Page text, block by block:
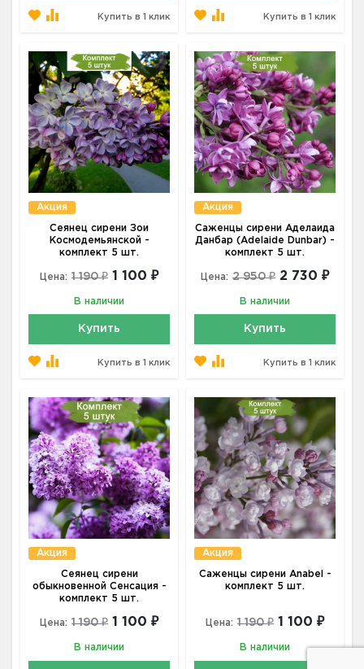
Купить в 1 клик Купить в 1 клик
Акция
Сеянец сирени Зои
Космодемьянской -
комплект 5 шт.
Цена: 1 190 ₽ 1 100 ₽
В наличии
Купить
Купить в 1 клик
Акция
Саженцы сирени Аделаида
Данбар (Adelaide Dunbar) -
комплект 5 шт.
Цена: 2 950 ₽ 2 730 ₽
В наличии
Купить
Купить в 1 клик
Акция
Сеянец сирени
обыкновенной Сенсация -
комплект 5 шт.
Цена: 1 190 ₽ 1 100 ₽
В наличии
Акция
Саженцы сирени Anabel -
комплект 5 шт.
Цена: 1 190 ₽ 1 100 ₽
В наличии